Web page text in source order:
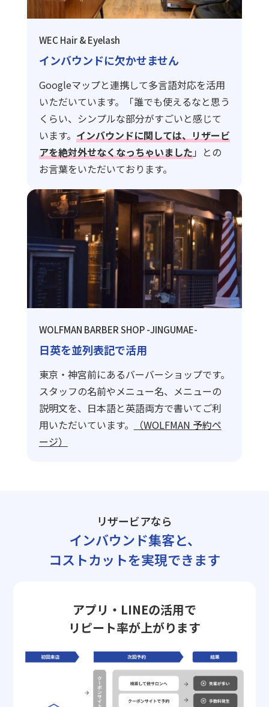
WEC Hair & Eyelash
インバウンドに欠かせません
Googleマップと連携して多言語対応を活用
いただいています。「誰でも使えるなと思う
くらい、シンプルな部分がすごいと感じて
います。 インバウンドに関しては、リザービ
アを絶対外せなくなっちゃいました」との
お言葉をいただいております。
WOLFMAN BARBER SHOP -JINGUMAE-
日英を並列表記で活用
東京・神宮前にあるバーバーショップです。
スタッフの名前やメニュー名、メニューの
説明文を、日本語と英語両方で書いてご利
用いただいています。
（WOLFMAN 予約ペ
ージ）
リザービアなら
インバウンド集客と、
コストカットを実現できます
アプリ・LINEの活用で
リピート率が上がります